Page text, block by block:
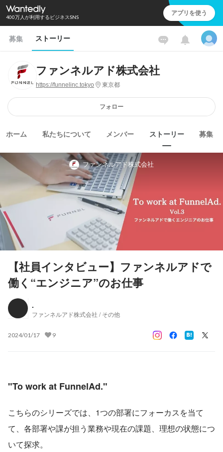
400万人が利用するビジネスSNS アプリを使う
募集 ストーリー
ファンネルアド株式会社
https://funnelinc.tokyo 東京都
フォロー
ホーム 私たちについて メンバー ストーリー 募集
ファンネルアド株式会社
【社員インタビュー】ファンネルアドで
働く“エンジニア”のお仕事
.
ファンネルアド株式会社 / その他
2024/01/17 9
"To work at FunnelAd."
こちらのシリーズでは、1つの部署にフォーカスを当て
て、各部署や課が担う業務や現在の課題、理想の状態につ
いて探求。